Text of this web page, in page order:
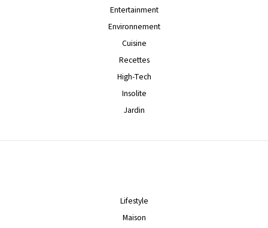
Entertainment
Environnement
Cuisine
Recettes
High-Tech
Insolite
Jardin
Lifestyle
Maison